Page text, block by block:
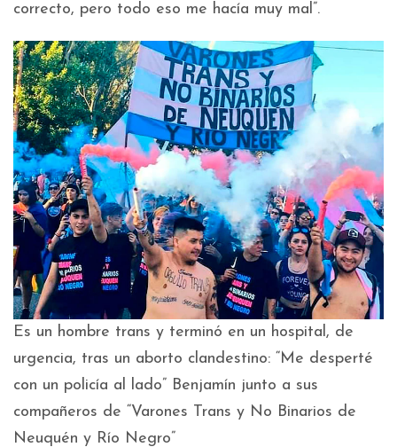
correcto, pero todo eso me hacía muy mal”.
Es un hombre trans y terminó en un hospital, de
urgencia, tras un aborto clandestino: “Me desperté
con un policía al lado” Benjamín junto a sus
compañeros de “Varones Trans y No Binarios de
Neuquén y Río Negro”